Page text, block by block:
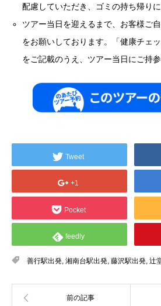
配慮していただき、ゴミの持ち帰りに
ツアー当日を迎えるまで、お客様ご
をお願いしております。「健康チェ
をご記載のうえ、ツアー当日にご持参
Tweet
+1
Pocket
feedly
善行駅出発, 湘南台駅出発, 藤沢駅出発, 辻